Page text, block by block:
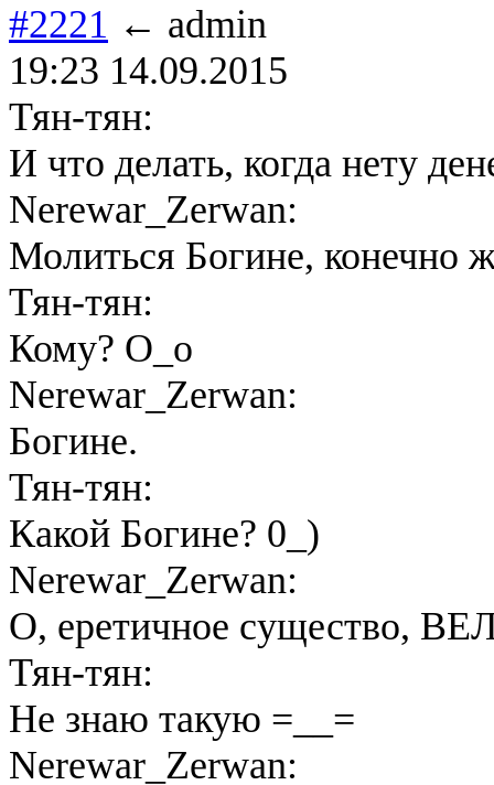
#2221 ← admin
19:23 14.09.2015
Тян-тян:
И что делать, когда нету
Nerewar_Zerwan:
Молиться Богине, конечно
Тян-тян:
Кому? О_о
Nerewar_Zerwan:
Богине.
Тян-тян:
Какой Богине? 0_)
Nerewar_Zerwan:
О, еретичное
Тян-тян:
Не знаю такую =__=
Nerewar_Zerwan: